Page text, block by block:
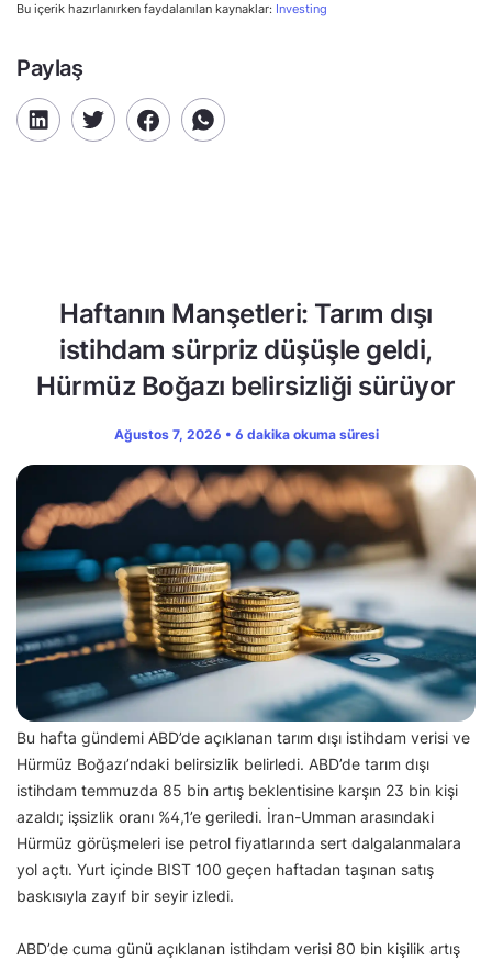
Bu içerik hazırlanırken faydalanılan kaynaklar: Investing
Paylaş
Haftanın Manşetleri: Tarım dışı
istihdam sürpriz düşüşle geldi,
Hürmüz Boğazı belirsizliği sürüyor
Ağustos 7, 2026 • 6 dakika okuma süresi
Bu hafta gündemi ABD’de açıklanan tarım dışı istihdam verisi ve
Hürmüz Boğazı’ndaki belirsizlik belirledi. ABD’de tarım dışı
istihdam temmuzda 85 bin artış beklentisine karşın 23 bin kişi
azaldı; işsizlik oranı %4,1’e geriledi. İran-Umman arasındaki
Hürmüz görüşmeleri ise petrol fiyatlarında sert dalgalanmalara
yol açtı. Yurt içinde BIST 100 geçen haftadan taşınan satış
baskısıyla zayıf bir seyir izledi.
ABD’de cuma günü açıklanan istihdam verisi 80 bin kişilik artış